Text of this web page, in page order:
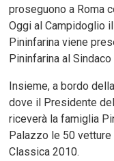
proseguono a Roma
Oggi al Campidoglio
Pininfarina viene
Pininfarina al Sindaco
Insieme, a bordo
dove il Presidente
riceverà la famiglia
Palazzo le 50 vetture
Classica 2010.